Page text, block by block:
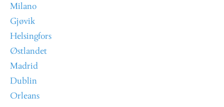
Milano
Gjøvik
Helsingfors
Østlandet
Madrid
Dublin
Orleans